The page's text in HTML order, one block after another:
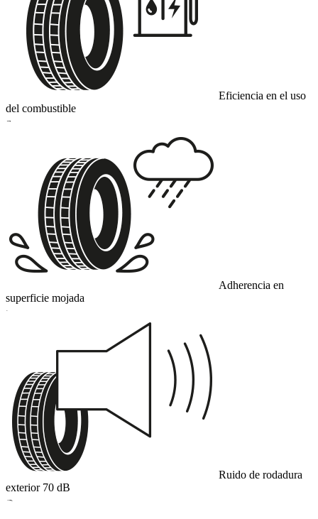
Eficiencia en el uso
del combustible
E
Adherencia en
superficie mojada
C
Ruido de rodadura
exterior 70 dB
B